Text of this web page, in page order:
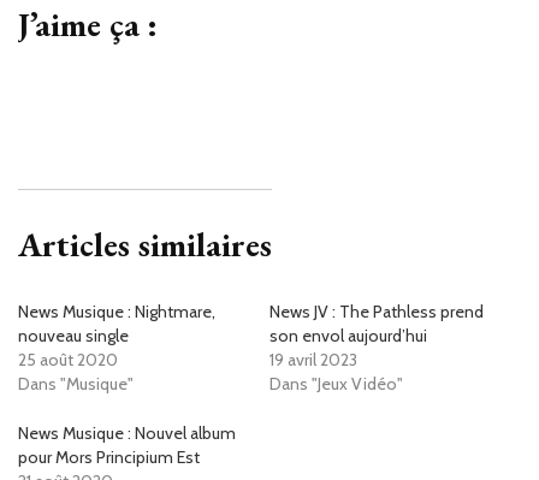
J’aime ça :
Articles similaires
News Musique : Nightmare,
nouveau single
25 août 2020
Dans "Musique"
News JV : The Pathless prend
son envol aujourd’hui
19 avril 2023
Dans "Jeux Vidéo"
News Musique : Nouvel album
pour Mors Principium Est